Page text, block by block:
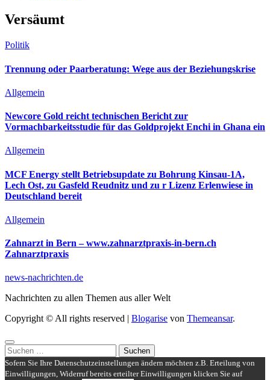
Versäumt
Politik
Trennung oder Paarberatung: Wege aus der Beziehungskrise
Allgemein
Newcore Gold reicht technischen Bericht zur
Vormachbarkeitsstudie für das Goldprojekt Enchi in Ghana ein
Allgemein
MCF Energy stellt Betriebsupdate zu Bohrung Kinsau-1A,
Lech Ost, zu Gasfeld Reudnitz und zu r Lizenz Erlenwiese in
Deutschland bereit
Allgemein
Zahnarzt in Bern – www.zahnarztpraxis-in-bern.ch
Zahnarztpraxis
news-nachrichten.de
Nachrichten zu allen Themen aus aller Welt
Copyright © All rights reserved
Blogarise von Themeansar.
Suchen
nach:
Sofern Sie Ihre Datenschutzeinstellungen ändern möchten z.B. Erteilung von
Einwilligungen, Widerruf bereits erteilter Einwilligungen klicken Sie auf